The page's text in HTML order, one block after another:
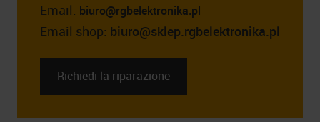
Email: biuro@rgbelektronika.pl
Email shop: biuro@sklep.rgbelektronika.pl
Richiedi la riparazione